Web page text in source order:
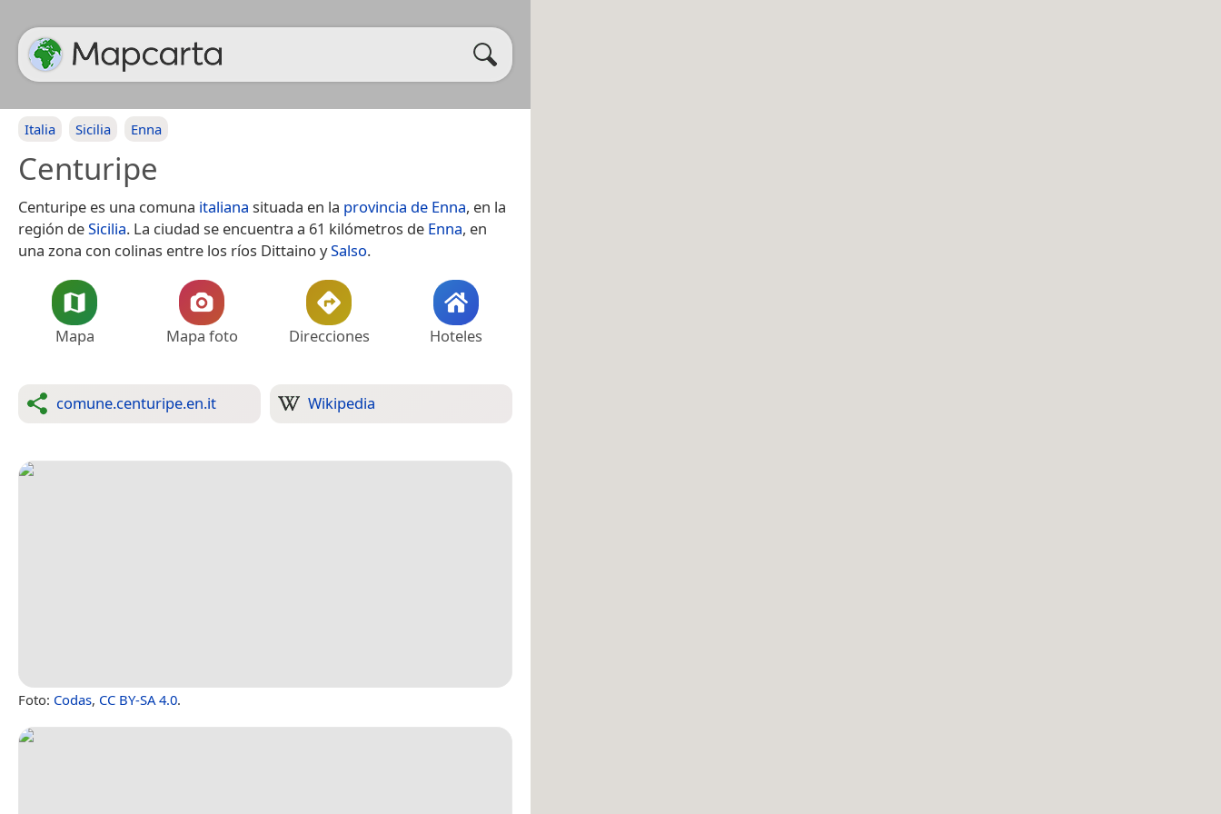
Italia Sicilia Enna
Centuripe
Centuripe es una comuna italiana situada en la provincia de Enna, en la
región deSicilia. La ciudad se encuentra a 61 kilómetros de Enna, en
una zona con colinas entre los ríos Dittaino ySalso.
Mapa Mapa foto Direcciones Hoteles
comune.centuripe.en.it Wikipedia
Foto: Codas, CC BY-SA 4.0.